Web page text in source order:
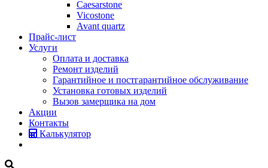
Caesarstone
Vicostone
Avant quartz
Прайс-лист
Услуги
Оплата и доставка
Ремонт изделий
Гарантийное и постгарантийное обслуживание
Установка готовых изделий
Вызов замерщика на дом
Акции
Контакты
Калькулятор